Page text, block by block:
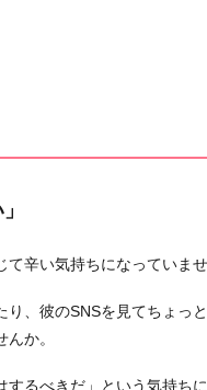
辛い気持ちになっていませ
、彼のSNSを見てちょっ
か。
るべきだ」という気持ち